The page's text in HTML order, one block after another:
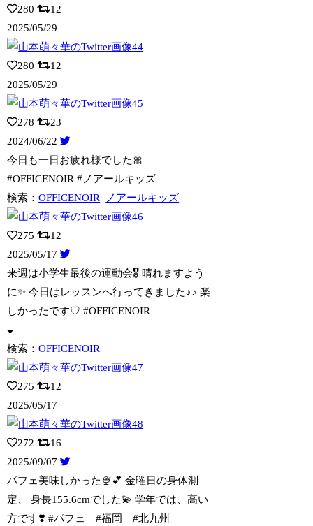
280
12
2025/05/29
280
12
2025/05/29
278
23
2024/06/22
今日も一日お疲れ様でした🎀
#OFFICENOIR #ノアールキッズ
検索：OFFICENOIR ノアールキッズ
275
12
2025/05/17
来週は小学生最後の運動会🎖️ 晴れますよう
に✨ 今日はレッスンへ行ってきました♪♪ 楽
しかったです♡ #OFFICENOIR
検索：OFFICENOIR
275
12
2025/05/17
272
16
2025/09/07
パフェ美味しかった🍨💕 金曜日の身体測
定、 身長155.6cmでした💫 学年では、高い
方です❣️ #パフェ #福岡 #北九州